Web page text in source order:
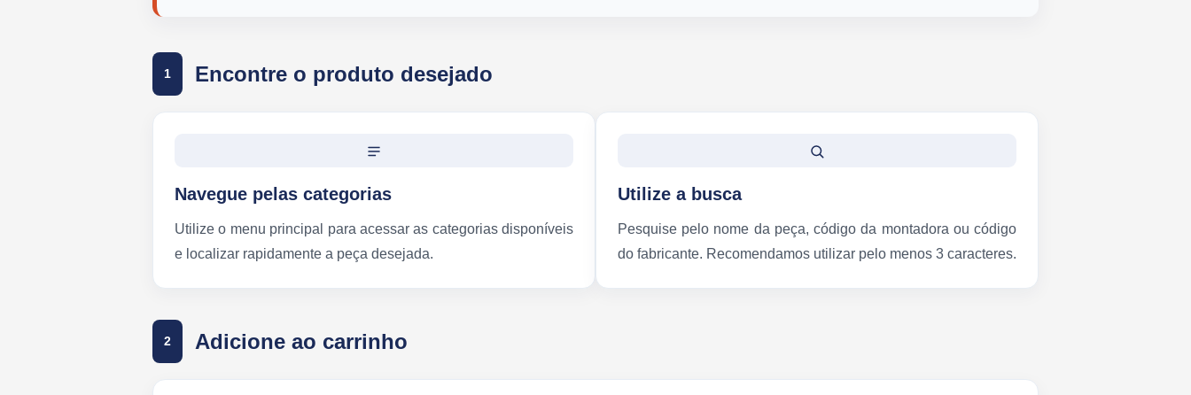
1 Encontre o produto desejado
Navegue pelas categorias
Utilize o menu principal para acessar as categorias disponíveis
e localizar rapidamente a peça desejada.
Utilize a busca
Pesquise pelo nome da peça, código da montadora ou código
do fabricante. Recomendamos utilizar pelo menos 3 caracteres.
2 Adicione ao carrinho